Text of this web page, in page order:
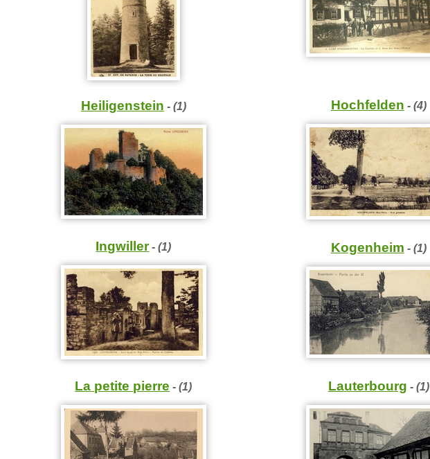
Heiligenstein - (1) Hochfelden - (4)
Ingwiller- (1) Kogenheim - (1)
La petite pierre - (1) Lauterbourg - (1)